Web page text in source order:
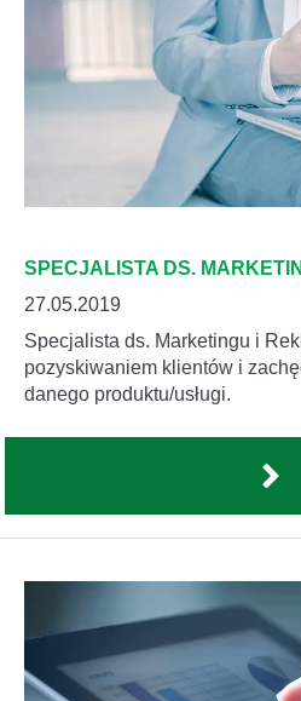
SPECJALISTA DS.
27.05.2019
Specjalista ds. Marketingu i
pozyskiwaniem klientów i
danego produktu/usługi.